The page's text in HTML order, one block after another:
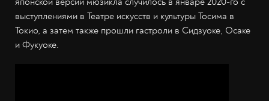
выступлениями в Театре искусств и культуры Тосима в
Токио, а затем также прошли гастроли в Сидзуоке, Осаке
и Фукуоке.